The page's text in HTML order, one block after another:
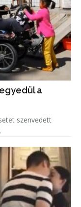
a
szenvedett